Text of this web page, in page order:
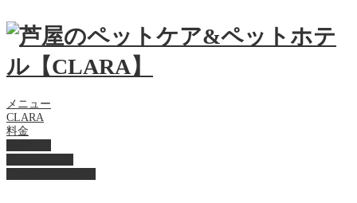
メニュー
CLARA
料金